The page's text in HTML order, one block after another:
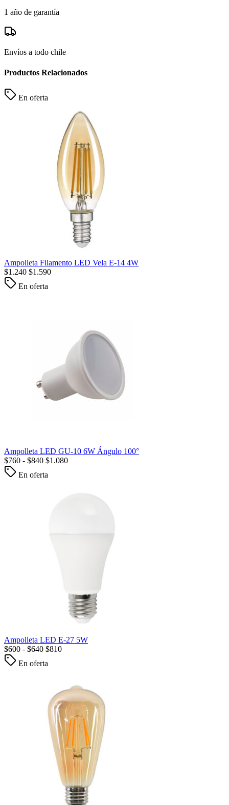
1 año de garantía
Envíos a todo chile
Productos Relacionados
En oferta
Ampolleta Filamento LED Vela E-14 4W
$1.240 $1.590
En oferta
Ampolleta LED GU-10 6W Ángulo 100°
$760 - $840 $1.080
En oferta
Ampolleta LED E-27 5W
$600 - $640 $810
En oferta